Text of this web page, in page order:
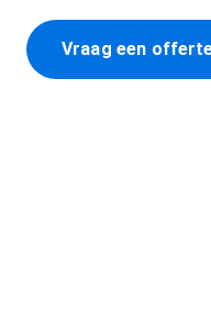
Vraag een